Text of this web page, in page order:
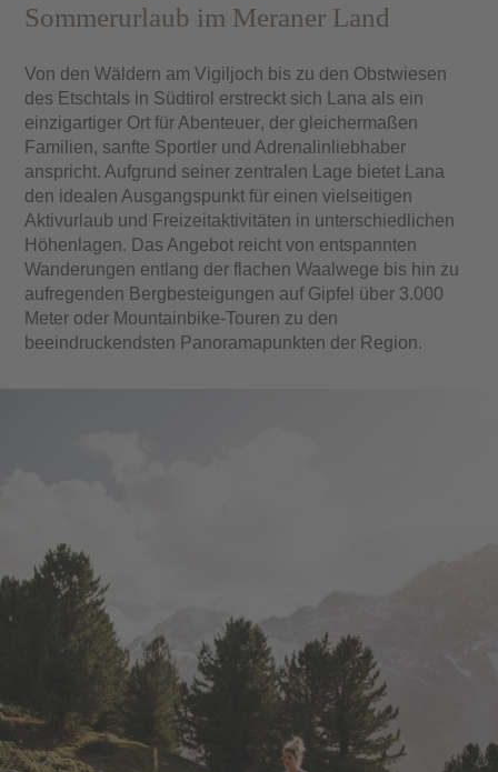
Sommerurlaub im Meraner Land
Von denWäldern am Vigiljoch bis zu den Obstwiesen
des Etschtals in Südtirol erstreckt sich Lana als ein
einzigartiger Ort für Abenteuer, der gleichermaßen
Familien, sanfte Sportler und Adrenalinliebhaber
anspricht. Aufgrund seiner zentralen Lage bietet Lana
den idealen Ausgangspunkt für einen vielseitigen
Aktivurlaub und Freizeitaktivitäten in unterschiedlichen
Höhenlagen. Das Angebot reicht von entspannten
Wanderungen entlang der flachen Waalwege bis hin zu
aufregenden Bergbesteigungen auf Gipfel über 3.000
Meter oder Mountainbike-Touren zu den
beeindruckendsten Panoramapunkten der Region.